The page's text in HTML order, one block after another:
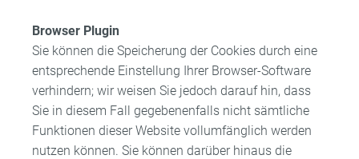
Browser Plugin
Sie können die Speicherung der Cookies durch eine
entsprechende Einstellung Ihrer Browser-Software
verhindern; wir weisen Sie jedoch darauf hin, dass
Sie in diesem Fall gegebenenfalls nicht sämtliche
Funktionen dieser Website vollumfänglich werden
nutzen können. Sie können darüber hinaus die